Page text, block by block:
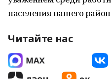
населения нашего
Читайте нас